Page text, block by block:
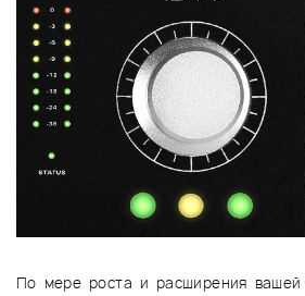
По мере роста и расширения вашей